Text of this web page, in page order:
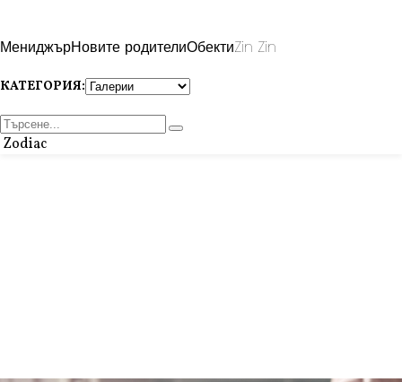
МениджърНовите родителиОбектиZin Zin
КАТЕГОРИЯ:
Zodiac